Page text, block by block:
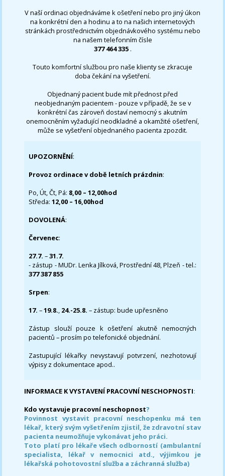
V naší ordinaci objednáváme k ošetření nebo pro jiný úkon
na konkrétní den a hodinu a to na našich internetových
stránkách prostřednictvím objednávkového systému nebo
na našem telefonním čísle
377 464 335 .
Touto komfortní službou pro naše klienty se zkracuje
doba čekání na vyšetření.
Objednaný pacient bude mít přednost před
neobjednaným pacientem - pouze v případě, že se v
konkrétní čas zároveň dostaví nemocný s akutním
onemocněním vyžadující neodkladné a okamžité ošetření,
může se vyšetření objednaného pacienta zpozdit.
UPOZORNĚNÍ:
Provoz ordinace v době letních prázdnin:
Po, Út, Čt, Pá: 8,00 – 12,00hod
Středa:12,00 – 16,00hod
DOVOLENÁ:
Červenec:
27.7.–31.7.
- zástup - MUDr. Lenka Jílková, Prostřední 48, Plzeň - tel.:
377 387 855
Srpen:
17. –19.8., 24.-25.8. – zástup: bude upřesněno
Zástup slouží pouze k ošetření akutně nemocných
pacientů – prosím po telefonické objednání.
Zastupující lékařky nevystavují potvrzení, nezhotovují
výpisy z dokumentace apod..
INFORMACE K VYSTAVENÍ PRACOVNÍ NESCHOPNOSTI:
Kdo vystavuje pracovní neschopnost?
Povinnost vystavit pracovní neschopenku má ten
lékař, který svým vyšetřením zjistil, že zdravotní stav
pacienta neumožňuje vykonávat jeho práci.
Toto platí pro lékaře všech odborností (ambulantní
specialista, lékař v nemocnici atd., výjimkou je
lékařská pohotovostní služba a záchranná služba)